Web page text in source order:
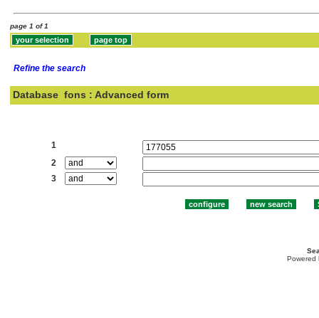
page 1 of 1
Refine the search
Database fons : Advanced form
1
2
3